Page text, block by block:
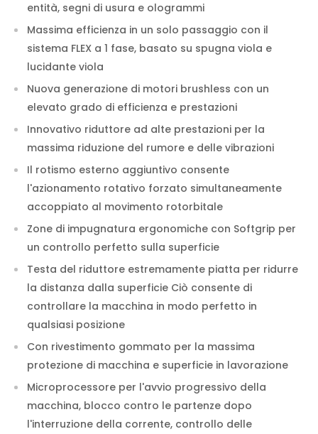
entità, segni di usura e ologrammi
Massima efficienza in un solo passaggio con il
sistema FLEX a 1 fase, basato su spugna viola e
lucidante viola
Nuova generazione di motori brushless con un
elevato grado di efficienza e prestazioni
Innovativo riduttore ad alte prestazioni per la
massima riduzione del rumore e delle vibrazioni
Il rotismo esterno aggiuntivo consente
l'azionamento rotativo forzato simultaneamente
accoppiato al movimento rotorbitale
Zone di impugnatura ergonomiche con Softgrip per
un controllo perfetto sulla superficie
Testa del riduttore estremamente piatta per ridurre
la distanza dalla superficie Ciò consente di
controllare la macchina in modo perfetto in
qualsiasi posizione
Con rivestimento gommato per la massima
protezione di macchina e superficie in lavorazione
Microprocessore per l'avvio progressivo della
macchina, blocco contro le partenze dopo
l'interruzione della corrente, controllo delle